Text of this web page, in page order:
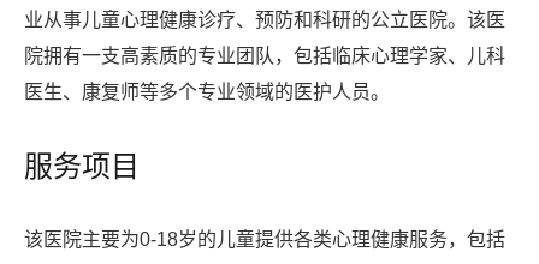
业从事儿童心理健康诊疗、预防和科研的公立医院。该医
院拥有一支高素质的专业团队，包括临床心理学家、儿科
医生、康复师等多个专业领域的医护人员。
服务项目
该医院主要为0-18岁的儿童提供各类心理健康服务，包括